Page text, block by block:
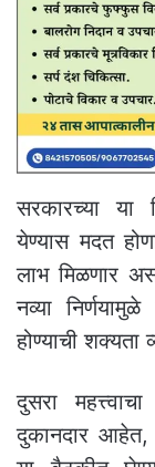
सरकारच्या या
येण्यास मदत
लाभ मिळणार
नव्या
होण्याची
दुसरा
दुकानदार आहेत,